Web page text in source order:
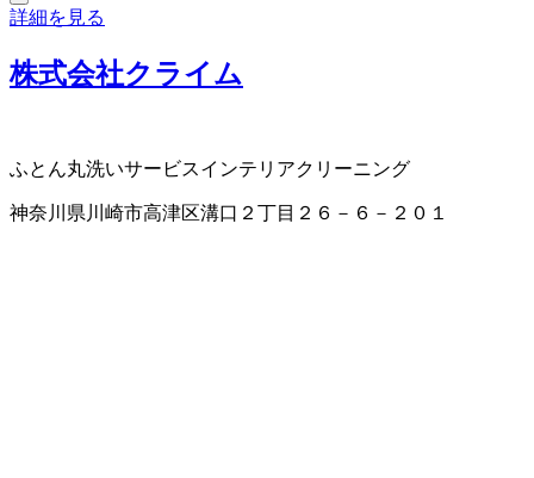
詳細を見る
株式会社クライム
ふとん丸洗いサービスインテリアクリーニング
神奈川県川崎市高津区溝口２丁目２６－６－２０１